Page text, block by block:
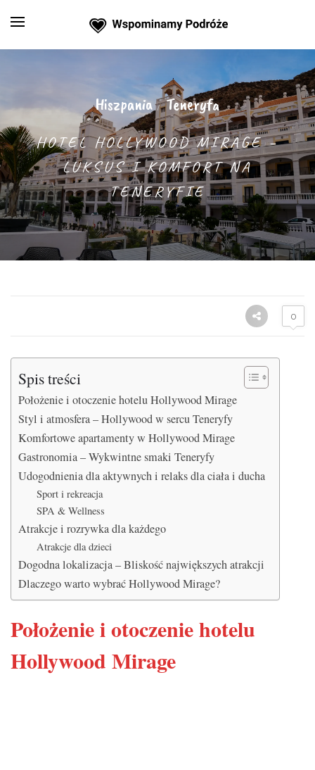
Hiszpania / Teneryfa
HOTEL HOLLYWOOD MIRAGE –
LUKSUS I KOMFORT NA
TENERYFIE
0
Spis treści
Położenie i otoczenie hotelu Hollywood Mirage
Styl i atmosfera – Hollywood w sercu Teneryfy
Komfortowe apartamenty w Hollywood Mirage
Gastronomia – Wykwintne smaki Teneryfy
Udogodnienia dla aktywnych i relaks dla ciała i ducha
Sport i rekreacja
SPA & Wellness
Atrakcje i rozrywka dla każdego
Atrakcje dla dzieci
Dogodna lokalizacja – Bliskość największych atrakcji
Dlaczego warto wybrać Hollywood Mirage?
Położenie i otoczenie hotelu
Hollywood Mirage